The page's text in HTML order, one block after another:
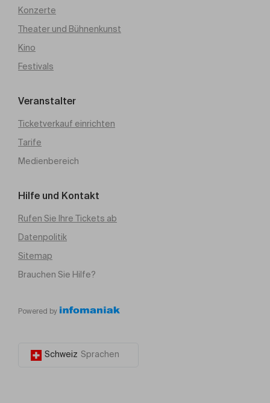
Konzerte
Theater und Bühnenkunst
Kino
Festivals
Veranstalter
Ticketverkauf einrichten
Tarife
Medienbereich
Hilfe und Kontakt
Rufen Sie Ihre Tickets ab
Datenpolitik
Sitemap
Brauchen Sie Hilfe?
Powered by
Schweiz Sprachen